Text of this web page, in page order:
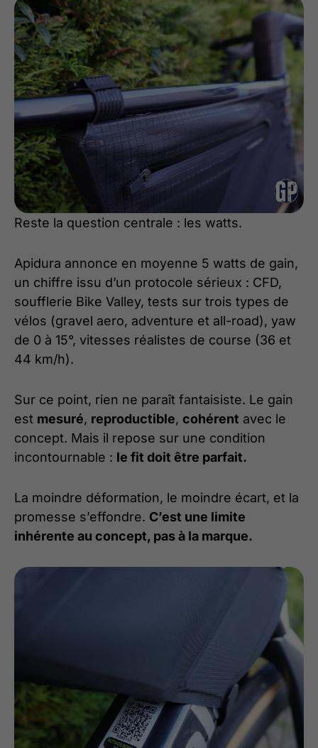
Reste la question centrale : les watts.
Apidura annonce en moyenne 5 watts de gain,
un chiffre issu d’un protocole sérieux : CFD,
soufflerie Bike Valley, tests sur trois types de
vélos (gravel aero, adventure et all-road), yaw
de 0 à 15°, vitesses réalistes de course (36 et
44 km/h).
Sur ce point, rien ne paraît fantaisiste. Le gain
est mesuré, reproductible, cohérent avec le
concept. Mais il repose sur une condition
incontournable : le fit doit être parfait.
La moindre déformation, le moindre écart, et la
promesse s’effondre. C’est une limite
inhérente au concept, pas à la marque.